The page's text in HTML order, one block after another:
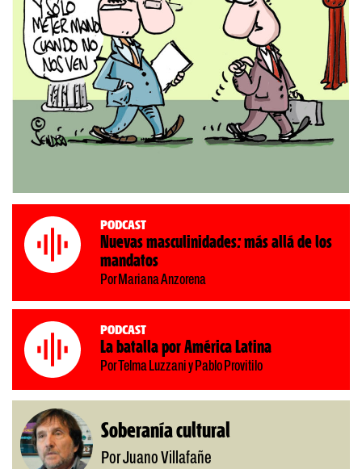
Podcast
Nuevas masculinidades: más allá de los
mandatos
Por Mariana Anzorena
Podcast
La batalla por América Latina
Por Telma Luzzani y Pablo Provitilo
Soberanía cultural
Por Juano Villafañe